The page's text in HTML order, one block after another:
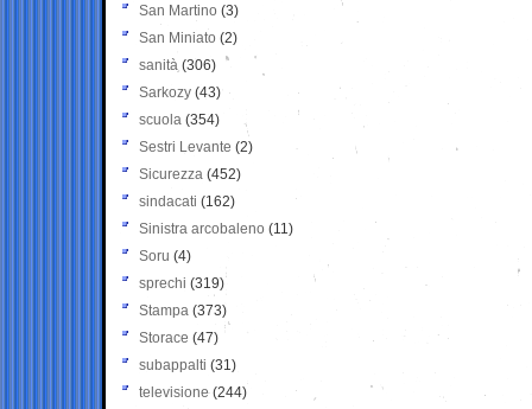
San Martino (3)
San Miniato (2)
sanità (306)
Sarkozy (43)
scuola (354)
Sestri Levante (2)
Sicurezza (452)
sindacati (162)
Sinistra arcobaleno (11)
Soru (4)
sprechi (319)
Stampa (373)
Storace (47)
subappalti (31)
televisione(244)